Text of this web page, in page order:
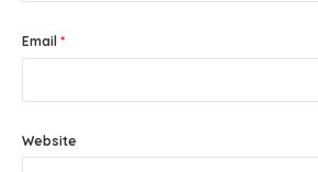
Email *
Website